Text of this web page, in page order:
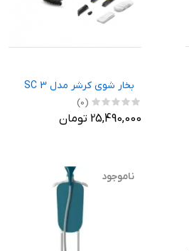
بخار شوی کرشر مدل SC 3
(0)
25,490,000 تومان
ناموجود